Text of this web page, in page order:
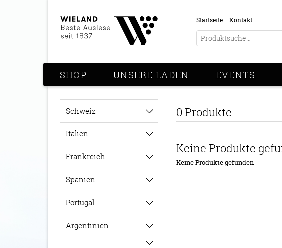
Startseite Kontakt
SHOP UNSERE LÄDEN EVENTS
Schweiz
Italien
Frankreich
Spanien
Portugal
Argentinien
0 Produkte
Keine Produkte
Keine Produkte gefunden